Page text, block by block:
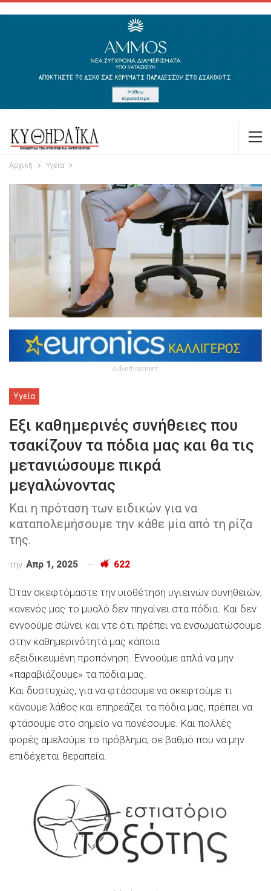
Αρχική Υγεία
Advertisement
Υγεία
Eξι καθημερινές συνήθειες που
τσακίζουν τα πόδια μας και θα τις
μετανιώσουμε πικρά
μεγαλώνοντας
Και η πρόταση των ειδικών για να
καταπολεμήσουμε την κάθε μία από τη ρίζα
της.
την Απρ 1, 2025 622
Όταν σκεφτόμαστε την υιοθέτηση υγιεινών συνηθειών,
κανενός μας το μυαλό δεν πηγαίνει στα πόδια. Και δεν
εννοούμε σώνει και ντε ότι πρέπει να ενσωματώσουμε
στην καθημερινότητά μας κάποια
εξειδικευμένη προπόνηση. Εννοούμε απλά να μην
«παραβιάζουμε» τα πόδια μας.
Και δυστυχώς, για να φτάσουμε να σκεφτούμε τι
κάνουμε λάθος και επηρεάζει τα πόδια μας, πρέπει να
φτάσουμε στο σημείο να πονέσουμε. Και πολλές
φορές αμελούμε το πρόβλημα, σε βαθμό που να μην
επιδέχεται θεραπεία.